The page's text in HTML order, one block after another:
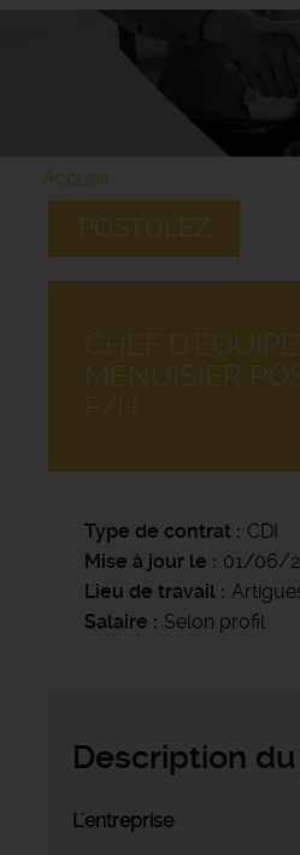
Accueil
POSTULEZ
CHEF D'ÉQUIPE
MENUISIER
F/H
Type de contrat
CDI
Mise à jour le
01/06/
Lieu de travail
Salaire
Selon profil
Description
L'entreprise